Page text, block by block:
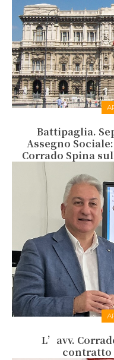
Battipaglia.
Assegno
Corrado Spina
L’avv.
contratto